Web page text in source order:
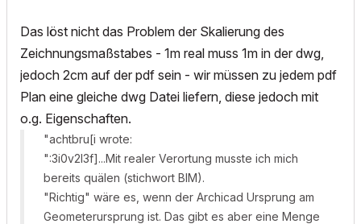
Das löst nicht das Problem der Skalierung des
Zeichnungsmaßstabes - 1m real muss 1m in der dwg,
jedoch 2cm auf der pdf sein - wir müssen zu jedem pdf
Plan eine gleiche dwg Datei liefern, diese jedoch mit
o.g. Eigenschaften.
"achtbru[i wrote:
":3i0v2l3f]...Mit realer Verortung musste ich mich
bereits quälen (stichwort BIM).
"Richtig" wäre es, wenn der Archicad Ursprung am
Geometerursprung ist. Das gibt es aber eine Menge